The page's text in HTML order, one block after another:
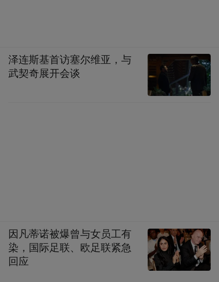
泽连斯基首访塞尔维亚，与
武契奇展开会谈
因凡蒂诺被爆曾与女员工有
染，国际足联、欧足联紧急
回应